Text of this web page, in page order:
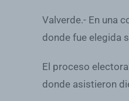
Valverde.- En una
donde fue elegida
El proceso
donde asistieron